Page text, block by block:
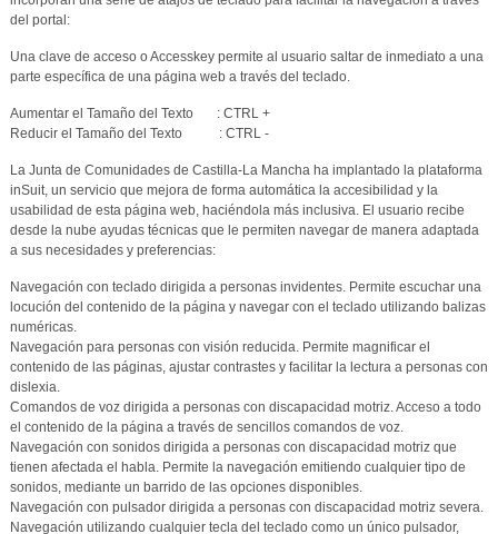
del portal:
Una clave de acceso o Accesskey permite al usuario saltar de inmediato a una
parte específica de una página web a través del teclado.
Aumentar el Tamaño del Texto : CTRL +
Reducir el Tamaño del Texto : CTRL -
La Junta de Comunidades de Castilla-La Mancha ha implantado la plataforma
inSuit, un servicio que mejora de forma automática la accesibilidad y la
usabilidad de esta página web, haciéndola más inclusiva. El usuario recibe
desde la nube ayudas técnicas que le permiten navegar de manera adaptada
a sus necesidades y preferencias:
Navegación con teclado dirigida a personas invidentes. Permite escuchar una
locución del contenido de la página y navegar con el teclado utilizando balizas
numéricas.
Navegación para personas con visión reducida. Permite magnificar el
contenido de las páginas, ajustar contrastes y facilitar la lectura a personas con
dislexia.
Comandos de voz dirigida a personas con discapacidad motriz. Acceso a todo
el contenido de la página a través de sencillos comandos de voz.
Navegación con sonidos dirigida a personas con discapacidad motriz que
tienen afectada el habla. Permite la navegación emitiendo cualquier tipo de
sonidos, mediante un barrido de las opciones disponibles.
Navegación con pulsador dirigida a personas con discapacidad motriz severa.
Navegación utilizando cualquier tecla del teclado como un único pulsador,